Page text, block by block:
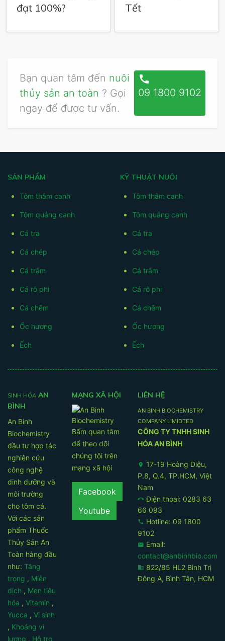
đạt 100%?
Tết
Bạn quan tâm đến nuôi
thủy sản an toàn ? Gọi
ngay để được tư vấn.
call
09 1800 9102
SẢN PHẨM
Tôm thâm canh
Tôm quảng canh
Cá tra
Cá chép
Cá trắm
Cá rô phi
Cá chẽm
Ốc hương
Ếch
KỸ THUẬT NUÔI
Tôm thâm canh
Tôm quảng canh
Cá tra
Cá chép
Cá trắm
Cá rô phi
Cá chẽm
Ốc hương
Ếch
SINH HÓA AN
BÌNH
An Binh
Biochemistry
đầu tư hợp tác
nghiên cứu
công nghệ
dinh dưỡng và
môi trường
cho tôm cá.
Với các sản
phẩm Thuốc
Thủy Sản An
Toàn hàng đầu
như: Tăng
trọng , Miễn
dịch , Men tiêu
hóa , Vitamin ,
Yucca , Vi sinh
, Khoáng vi
lượng , Hỗ trợ
MẠNG XÃ HỘI
Bấm quan tâm
để theo dõi
chúng tôi trên
mạng xã hội
Facebook
Youtube
LIÊN HỆ
AN BINH BIOCHEMISTRY
COMPANY LIMIDTED
CÔNG TY TNHH SINH
HÓA AN BÌNH
location_on
17-19 Hoàng Diệu,
P.8, Q.4, TP.HCM, Việt
Nam
call_end Điện thoai: 0283 63
66 093
phone Hotline: 09 1800
9102
email Email:
contact@anbinhbio.com
business 822/85 HL2 Bình Trị
Đông A, Bình Tân, HCM